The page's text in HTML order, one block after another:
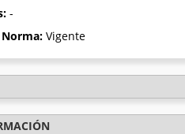
-
Vigente